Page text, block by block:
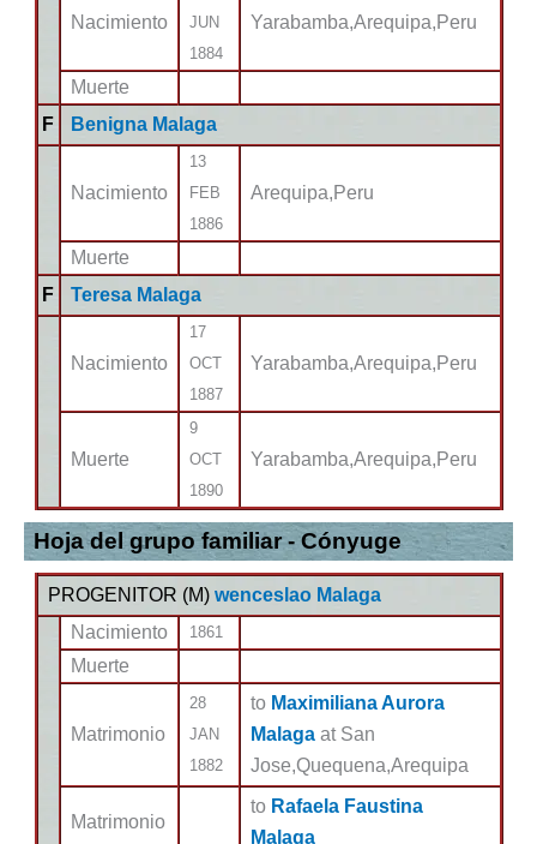
Nacimiento
JUN
1884
Yarabamba,Arequipa,Peru
Muerte
F
Benigna Malaga
Nacimiento
13
FEB
1886
Arequipa,Peru
Muerte
F
Teresa Malaga
Nacimiento
17
OCT
1887
Yarabamba,Arequipa,Peru
Muerte
9
OCT
1890
Yarabamba,Arequipa,Peru
Hoja del grupo familiar - Cónyuge
PROGENITOR (M) wenceslao Malaga
Nacimiento
1861
Muerte
Matrimonio
28
JAN
1882
to Maximiliana Aurora
Malaga at San
Jose,Quequena,Arequipa
Matrimonio
to Rafaela Faustina
Malaga